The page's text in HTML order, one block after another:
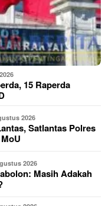
15 Raperda
2026
Satlantas Polres
2026
Masih Adakah